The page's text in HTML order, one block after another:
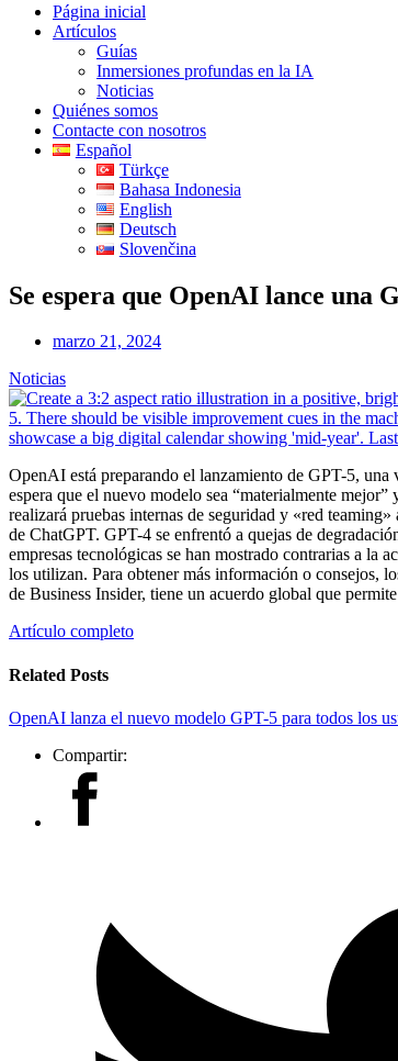
Página inicial
Artículos
Guías
Inmersiones profundas en la IA
Noticias
Quiénes somos
Contacte con nosotros
Español
Türkçe
Bahasa Indonesia
English
Deutsch
Slovenčina
Se espera que OpenAI lance una
marzo 21, 2024
Noticias
OpenAI está preparando el lanzamiento de GPT-5,
espera que el nuevo modelo sea “materialmente
realizará pruebas internas de seguridad y «red
de ChatGPT. GPT-4 se enfrentó a quejas de
empresas tecnológicas se han mostrado contrarias a la
los utilizan. Para obtener más información o consejos,
de Business Insider, tiene un acuerdo global que
Artículo completo
Related Posts
OpenAI lanza el nuevo modelo GPT-5 para todos los
Compartir: